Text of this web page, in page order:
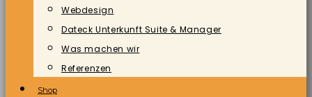
Webdesign
Dateck Unterkunft Suite & Manager
Was machen wir
Referenzen
Shop